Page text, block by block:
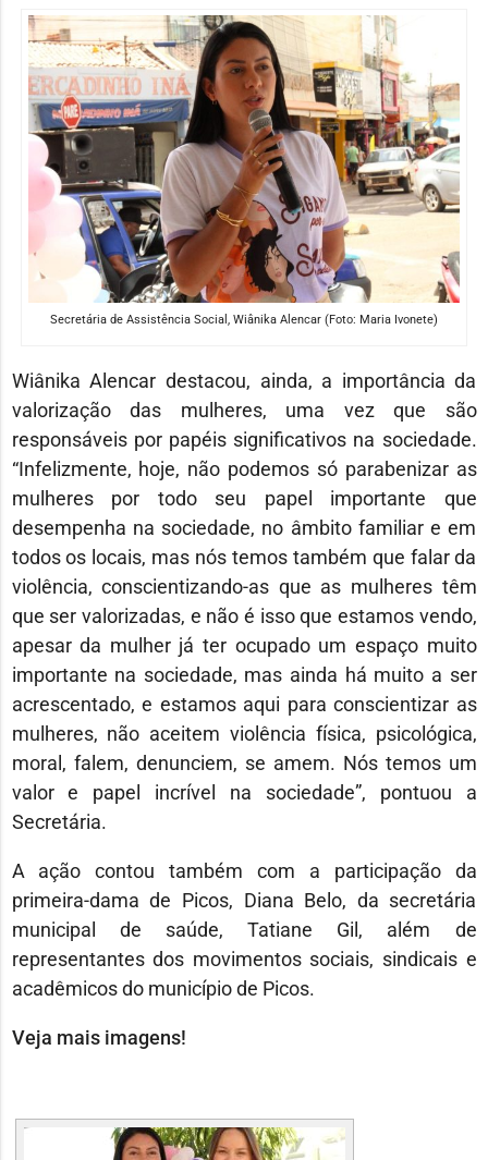
Secretária de Assistência Social, Wiânika Alencar (Foto: Maria Ivonete)
Wiânika Alencar destacou, ainda, a importância da
valorização das mulheres, uma vez que são
responsáveis por papéis significativos na sociedade.
“Infelizmente, hoje, não podemos só parabenizar as
mulheres por todo seu papel importante que
desempenha na sociedade, no âmbito familiar e em
todos os locais, mas nós temos também que falar da
violência, conscientizando-as que as mulheres têm
que ser valorizadas, e não é isso que estamos vendo,
apesar da mulher já ter ocupado um espaço muito
importante na sociedade, mas ainda há muito a ser
acrescentado, e estamos aqui para conscientizar as
mulheres, não aceitem violência física, psicológica,
moral, falem, denunciem, se amem. Nós temos um
valor e papel incrível na sociedade”, pontuou a
Secretária.
A ação contou também com a participação da
primeira-dama de Picos, Diana Belo, da secretária
municipal de saúde, Tatiane Gil, além de
representantes dos movimentos sociais, sindicais e
acadêmicos do município de Picos.
Veja mais imagens!